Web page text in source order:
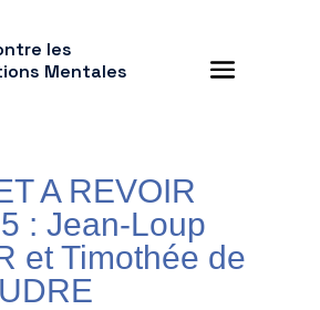
les
Mentales
A REVOIR
: Jean-Loup
et Timothée de